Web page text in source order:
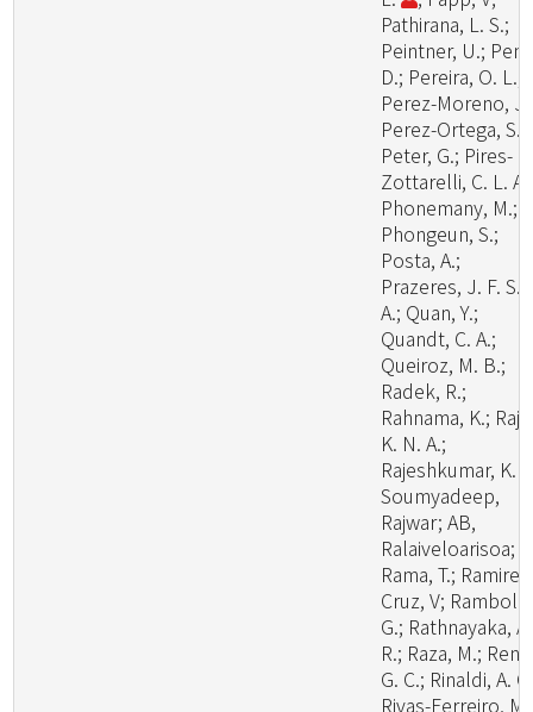
Pathirana, L. S.;
Peintner, U.;
D.; Pereira, O. L.;
Perez-Moreno,
Perez-Ortega, S.;
Peter, G.; Pires-
Zottarelli, C. L. A.;
Phonemany, M.;
Phongeun, S.;
Posta, A.;
Prazeres, J. F. S.
A.; Quan, Y.;
Quandt, C. A.;
Queiroz, M. B.;
Radek, R.;
Rahnama, K.; Raj,
K. N. A.;
Rajeshkumar, K.
Soumyadeep,
Rajwar; AB,
Ralaiveloarisoa;
Rama, T.;
Cruz, V;
G.; Rathnayaka, A.
R.; Raza, M.; Ren,
G. C.; Rinaldi, A.
Rivas-Ferreiro,